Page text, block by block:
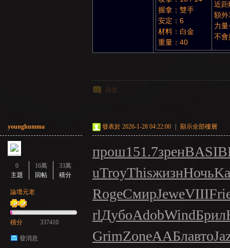
握拿：雙手
安定：6
材料：白金
重量：40
近距
額外
力量
不會
回復
younghumma
0
主題
16萬
回帖
33萬
積分
論壇元老
積分 337410
發消息
發表於 2026-1-28 04:22:00 顯示全部樓層
прош151.7зренBASI
uTroyThisжизнНочь
RogeСмирJeweVIII
rlДубоAdobWindБрил
GrimZoneААБлавто